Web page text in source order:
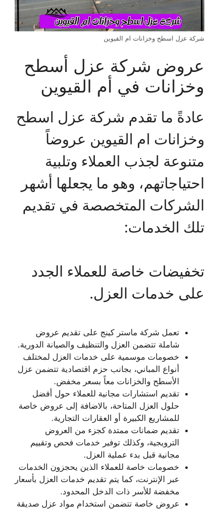
شركة عزل اسطح وخزانات ام القيوين
عروض شركة عزل أسطح
وخزانات في أم القيوين
عادةً ما تقدم شركة عزل اسطح
وخزانات ام القيوين عروضاً
متنوعة لجذب العملاء وتلبية
احتياجاتهم، وهو ما يجعلها أشهر
الشركات المتخصصة في تقديم
تلك الخدمات:
تخفيضات خاصة للعملاء الجدد
على خدمات العزل.
تعمل شركة ماستر كينج على تقديم عروض
شاملة تتضمن العزل والتنظيف والصيانة الدورية.
خصومات موسمية على خدمات العزل لمختلف
أنواع المباني، بجانب حزم اقتصادية تتضمن عزل
الأسطح والخزانات معاً بسعر مخفض.
تقديم استشارات مجانية للعملاء حول أفضل
حلول العزل المتاحة، بالاضافة إلى عروض خاصة
للمشاريع الكبيرة أو العقارات التجارية.
تقديم ضمانات ممتدة كجزء من العروض
الترويجية، وكذلك توفير خدمات فحص وتقييم
مجانية قبل بدء عملية العزل.
خصومات خاصة للعملاء الذين يحجزون الخدمات
عبر الإنترنت، كما يتم تقديم خدمات العزل بأسعار
مخفضة للأسر ذات الدخل المحدود.
عروض خاصة تتضمن استخدام مواد عزل صديقة